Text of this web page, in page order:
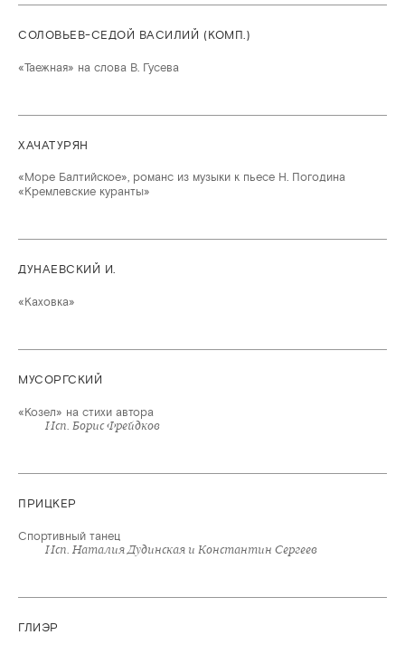
СОЛОВЬЕВ-СЕДОЙ ВАСИЛИЙ (КОМП.)
«Таежная» на слова В. Гусева
ХАЧАТУРЯН
«Море Балтийское», романс из музыки к пьесе Н. Погодина
«Кремлевские куранты»
ДУНАЕВСКИЙ И.
«Каховка»
МУСОРГСКИЙ
«Козел» на стихи автора
Исп. Борис Фрейдков
ПРИЦКЕР
Спортивный танец
Исп. Наталия Дудинская и Константин Сергеев
ГЛИЭР